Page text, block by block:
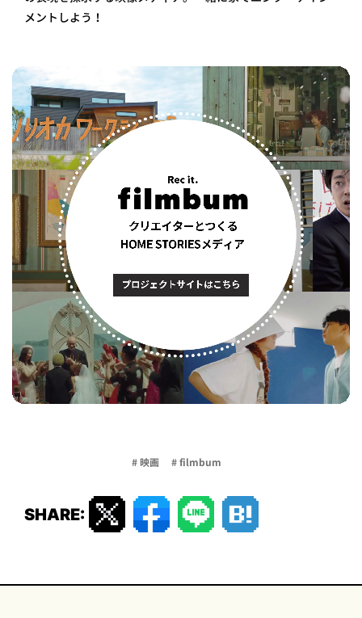
メントしよう！
# 映画 # filmbum
SHARE: